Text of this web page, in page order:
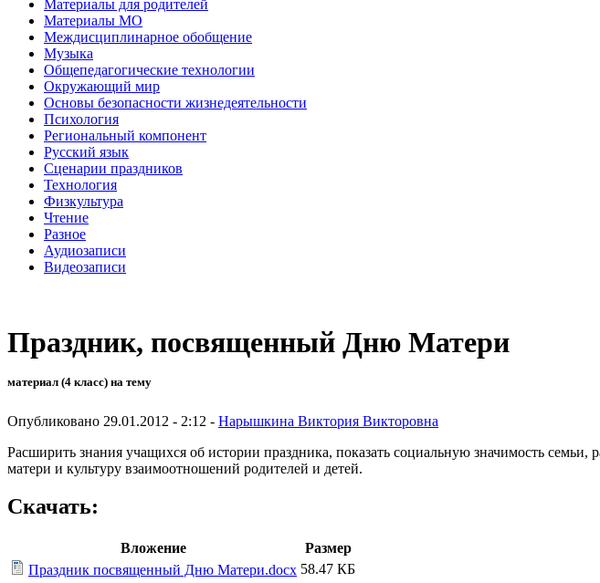
Материалы для родителей
Материалы МО
Междисциплинарное обобщение
Музыка
Общепедагогические технологии
Окружающий мир
Основы безопасности жизнедеятельности
Психология
Региональный компонент
Русский язык
Сценарии праздников
Технология
Физкультура
Чтение
Разное
Аудиозаписи
Видеозаписи
Праздник, посвященный Дню Матери
материал (4 класс) на тему
Опубликовано 29.01.2012 - 2:12 - Нарышкина Виктория Викторовна
Расширить знания учащихся об истории праздника, показать социальную значимость
матери и культуру взаимоотношений родителей и детей.
Скачать:
Вложение
Размер
Праздник посвященный Дню Матери.docx 58.47 КБ